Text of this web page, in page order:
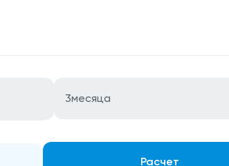
3месяца
Расчет